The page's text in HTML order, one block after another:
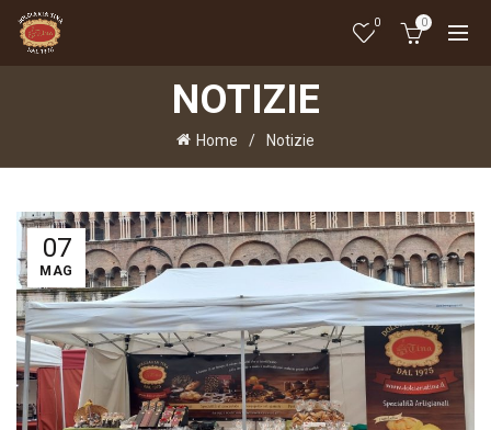
0 0
NOTIZIE
Home Notizie
07
MAG